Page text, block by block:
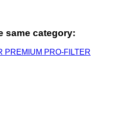
same category: